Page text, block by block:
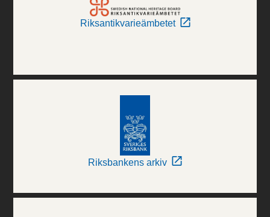
Riksantikvarieämbetet
Riksbankens arkiv